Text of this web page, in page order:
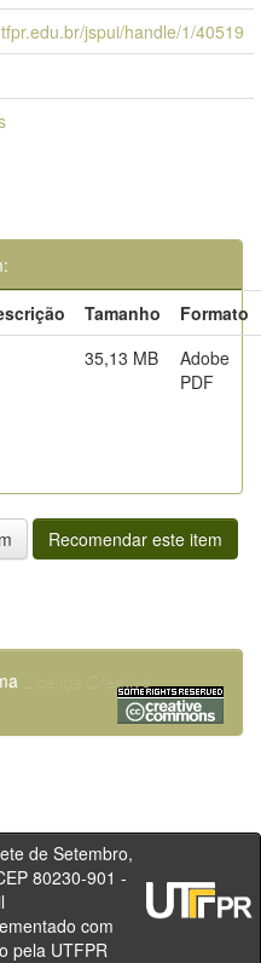
jspui/handle/1/40519
Tamanho
Formato
35,13 MB
Adobe
PDF
Recomendar este item
Licença Creative
Setembro,
80230-901 -
- Brasil
com
pela UTFPR